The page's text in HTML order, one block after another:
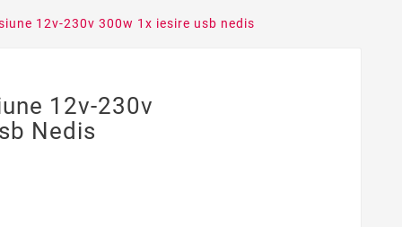
12v-230v 300w 1x iesire usb nedis
12v-230v
Nedis